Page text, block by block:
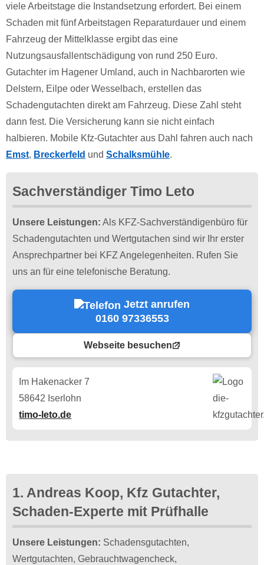
viele Arbeitstage die Instandsetzung erfordert. Bei einem
Schaden mit fünf Arbeitstagen Reparaturdauer und einem
Fahrzeug der Mittelklasse ergibt das eine
Nutzungsausfallentschädigung von rund 250 Euro.
Gutachter im Hagener Umland, auch in Nachbarorten wie
Delstern, Eilpe oder Wesselbach, erstellen das
Schadengutachten direkt am Fahrzeug. Diese Zahl steht
dann fest. Die Versicherung kann sie nicht einfach
halbieren. Mobile Kfz-Gutachter aus Dahl fahren auch nach
Emst, Breckerfeld und Schalksmühle.
Sachverständiger Timo Leto
Unsere Leistungen: Als KFZ-Sachverständigenbüro für
Schadengutachten und Wertgutachen sind wir Ihr erster
Ansprechpartner bei KFZ Angelegenheiten. Rufen Sie
uns an für eine telefonische Beratung.
Jetzt anrufen
0160 97336553
Webseite besuchen
Im Hakenacker 7
58642 Iserlohn
timo-leto.de
1. Andreas Koop, Kfz Gutachter,
Schaden-Experte mit Prüfhalle
Unsere Leistungen: Schadensgutachten,
Wertgutachten, Gebrauchtwagencheck,